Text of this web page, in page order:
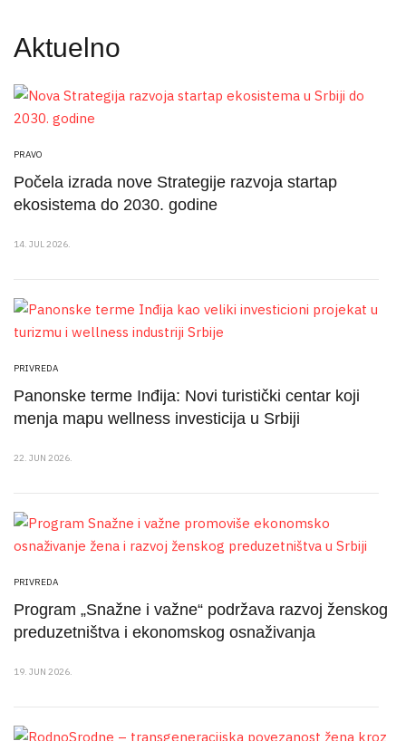
Aktuelno
PRAVO
Počela izrada nove Strategije razvoja startap
ekosistema do 2030. godine
14. JUL 2026.
PRIVREDA
Panonske terme Inđija: Novi turistički centar koji
menja mapu wellness investicija u Srbiji
22. JUN 2026.
PRIVREDA
Program „Snažne i važne“ podržava razvoj ženskog
preduzetništva i ekonomskog osnaživanja
19. JUN 2026.